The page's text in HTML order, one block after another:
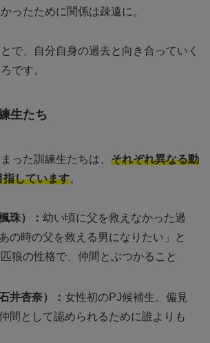
ったために関係は疎遠に。
で、自分自身の過去と向き合っていく
です。
生たち
った訓練生たちは、 それぞれ異なる動
しています。
珠）：幼い頃に父を救えなかった過
の時の父を救える男になりたい」と
狼の性格で、仲間とぶつかること
井杏奈）：女性初のPJ候補生。偏見
間として認められるために誰よりも